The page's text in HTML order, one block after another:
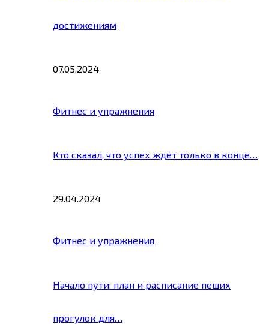
достижениям
07.05.2024
Фитнес и упражнения
Кто сказал, что успех ждёт только в конце…
29.04.2024
Фитнес и упражнения
Начало пути: план и расписание пеших
прогулок для…